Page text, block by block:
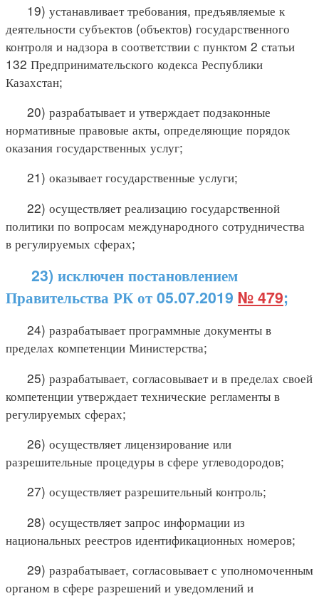
19) устанавливает требования, предъявляемые к
деятельности субъектов (объектов) государственного
контроля и надзора в соответствии с пунктом 2 статьи
132 Предпринимательского кодекса Республики
Казахстан;
20) разрабатывает и утверждает подзаконные
нормативные правовые акты, определяющие порядок
оказания государственных услуг;
21) оказывает государственные услуги;
22) осуществляет реализацию государственной
политики по вопросам международного сотрудничества
в регулируемых сферах;
23) исключен постановлением
Правительства РК от 05.07.2019 № 479;
24) разрабатывает программные документы в
пределах компетенции Министерства;
25) разрабатывает, согласовывает и в пределах своей
компетенции утверждает технические регламенты в
регулируемых сферах;
26) осуществляет лицензирование или
разрешительные процедуры в сфере углеводородов;
27) осуществляет разрешительный контроль;
28) осуществляет запрос информации из
национальных реестров идентификационных номеров;
29) разрабатывает, согласовывает с уполномоченным
органом в сфере разрешений и уведомлений и